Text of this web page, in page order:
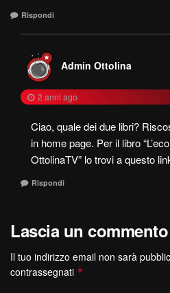
Rispondi
Admin Ottolina
2 anni ago
Ciao, quale dei due libri?
in home page. Per il libro
OttolinaTV” lo trovi a questo
Rispondi
Lascia un commento
Il tuo indirizzo email non sarà
contrassegnati *